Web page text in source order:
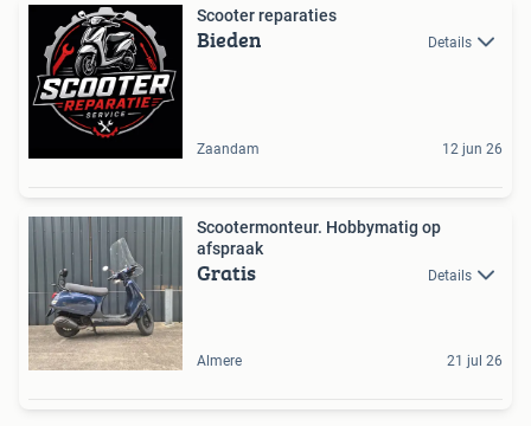
Scooter reparaties
Bieden Details
Zaandam 12 jun 26
Scootermonteur. Hobbymatig op
afspraak
Gratis Details
Almere 21 jul 26